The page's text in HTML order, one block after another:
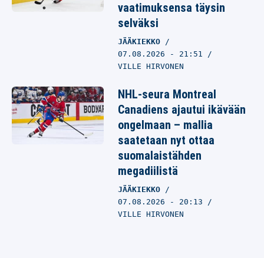
vaatimuksensa täysin
selväksi
JÄÄKIEKKO
07.08.2026 - 21:51
VILLE HIRVONEN
NHL-seura Montreal
Canadiens ajautui ikävään
ongelmaan – mallia
saatetaan nyt ottaa
suomalaistähden
megadiilistä
JÄÄKIEKKO
07.08.2026 - 20:13
VILLE HIRVONEN